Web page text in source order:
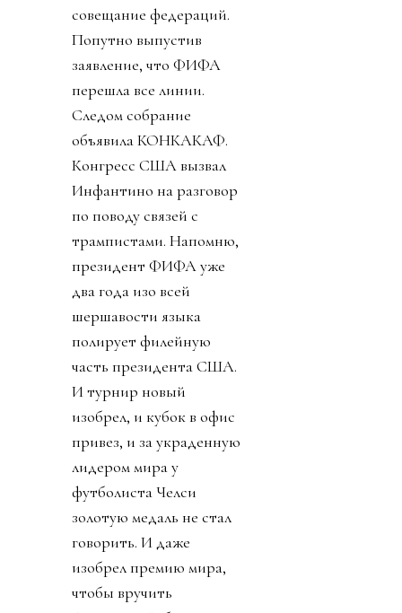
совещание федераций.
Попутно выпустив
заявление, что ФИФА
перешла все линии.
Следом собрание
объявила КОНКАКАФ.
Конгресс США вызвал
Инфантино на разговор
по поводу связей с
трампистами. Напомню,
президент ФИФА уже
два года изо всей
шершавости языка
полирует филейную
часть президента США.
И турнир новый
изобрел, и кубок в офис
привез, и за украденную
лидером мира у
футболиста Челси
золотую медаль не стал
говорить. И даже
изобрел премию мира,
чтобы вручить